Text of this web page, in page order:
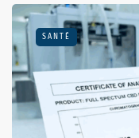
SANTÉ